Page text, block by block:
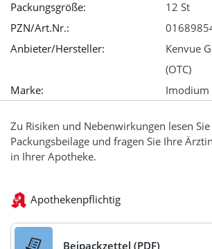
Packungsgröße:
12 St
PZN/Art.Nr.:
Anbieter/Hersteller:
Kenvue
(OTC)
Marke:
Imodium
Zu Risiken und Nebenwirkungen lesen
Packungsbeilage und fragen Sie Ihre
in Ihrer Apotheke.
Apothekenpflichtig
Beipackzettel (PDF)